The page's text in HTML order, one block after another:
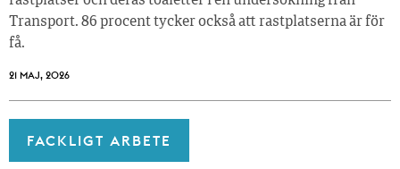
Transport. 86 procent tycker också att rastplatserna är för
få.
21 MAJ, 2026
FACKLIGT ARBETE